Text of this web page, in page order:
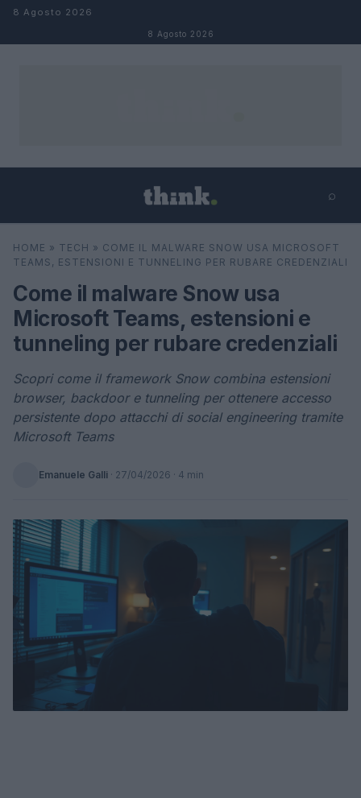
Salta al contenuto
8 Agosto 2026
8 Agosto 2026
⌕
Cerca ⌕ ×
HOME » TECH » COME IL MALWARE SNOW USA MICROSOFT
TEAMS, ESTENSIONI E TUNNELING PER RUBARE CREDENZIALI
Come il malware Snow usa
Microsoft Teams, estensioni e
tunneling per rubare credenziali
Scopri come il framework Snow combina estensioni
browser, backdoor e tunneling per ottenere accesso
persistente dopo attacchi di social engineering tramite
Microsoft Teams
Emanuele Galli · 27/04/2026 · 4 min